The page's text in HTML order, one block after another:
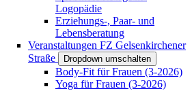
Logopädie
Erziehungs-, Paar- und
Lebensberatung
Veranstaltungen FZ Gelsenkirchener
Straße
Dropdown umschalten
Body-Fit für Frauen (3-2026)
Yoga für Frauen (3-2026)